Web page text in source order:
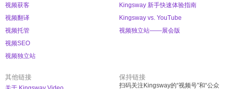
视频获客
视频翻译
视频托管
视频SEO
视频独立站
Kingsway 新手快速体验指南
Kingsway vs. YouTube
视频独立站——展会版
其他链接 保持链接
扫码关注Kingsway的“视频号”和“公众